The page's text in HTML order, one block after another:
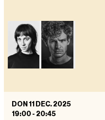
DON 11 DEC. 2025
19:00 - 20:45